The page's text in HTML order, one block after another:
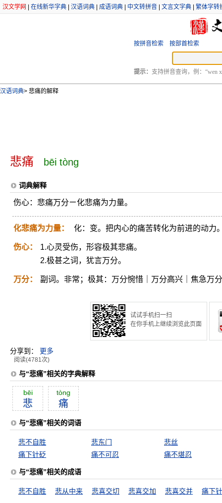
汉文学网 在线新华字典 汉语词典 成语词典 中文转拼音 文言文字典 繁体字转
按拼音检索 按部首检索
提示： 支持拼音查询，例：“wen
汉语词典> 悲痛的解释
悲痛 bēi tòng
词典解释
伤心：悲痛万分ㄧ化悲痛为力量。
化悲痛为力量： 化：变。把内心的痛苦转化为前进的动力
伤心：
1.心灵受伤，形容极其悲痛。
2.极甚之词，犹言万分。
万分： 副词。非常；极其：万分惋惜｜万分高兴｜焦急万
试试手机扫一扫
在你手机上继续浏览此页面
分享到： 更多
阅读(4781次)
与“悲痛”相关的字典解释
bēi
悲
tòng
痛
与“悲痛”相关的词语
悲不自胜 悲东门
悲丝
痛下针砭
痛不可忍 痛不堪忍
与“悲痛”相关的成语
悲不自胜 悲从中来 悲喜交切 悲喜交加 悲喜交并 痛下